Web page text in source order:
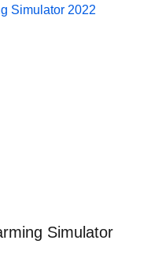
Simulator